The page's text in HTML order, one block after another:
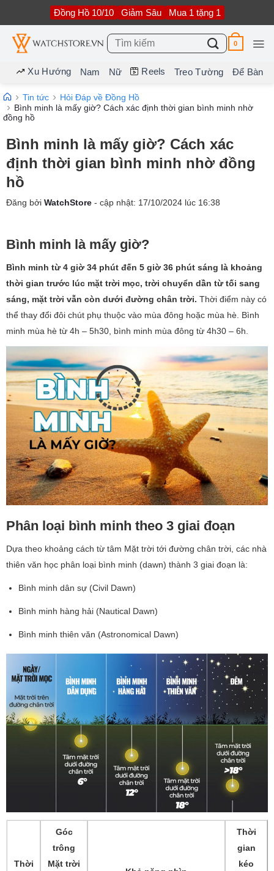
nội
dung
Đồng Hồ 10/10 Giảm Sâu Mua 1 tặng 1
Tìm
kiếm:
0
Xu Hướng Nam Nữ Reels Treo Tường Để Bàn
Tin tức
Hỏi Đáp về Đồng Hồ
Bình minh là mấy giờ? Cách xác định thời gian bình minh nhờ
đồng hồ
Bình minh là mấy giờ? Cách xác
định thời gian bình minh nhờ đồng
hồ
Đăng bởi WatchStore - cập nhật: 17/10/2024 lúc 16:38
Bình minh là mấy giờ?
Bình minh từ 4 giờ 34 phút đến 5 giờ 36 phút sáng là khoảng
thời gian trước lúc mặt trời mọc, trời chuyển dần từ tối sang
sáng, mặt trời vẫn còn dưới đường chân trời. Thời điểm này có
thể thay đổi đôi chút phụ thuộc vào mùa đông hoặc mùa hè. Bình
minh mùa hè từ 4h – 5h30, bình minh mùa đông từ 4h30 – 6h.
Phân loại bình minh theo 3 giai đoạn
Dựa theo khoảng cách từ tâm Mặt trời tới đường chân trời, các nhà
thiên văn học phân loại bình minh (dawn) thành 3 giai đoạn là:
Bình minh dân sự (Civil Dawn)
Bình minh hàng hải (Nautical Dawn)
Bình minh thiên văn (Astronomical Dawn)
Thời
Góc
trông
Mặt trời
Thời
gian
kéo